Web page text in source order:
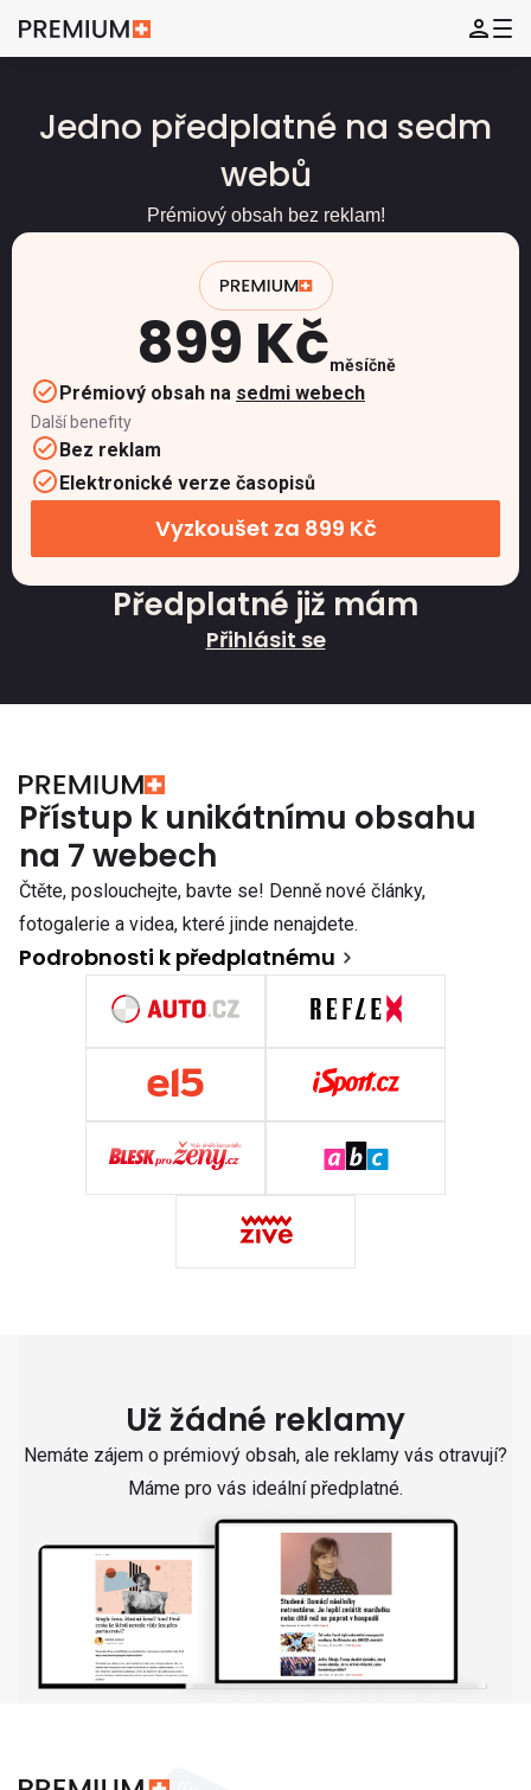
Jedno předplatné na sedm
webů
Prémiový obsah bez reklam!
899 Kčměsíčně
Prémiový obsah na sedmi webech
Další benefity
Bez reklam
Elektronické verze časopisů
Vyzkoušet za 899 Kč
Předplatné již mám
Přihlásit se
Přístup k unikátnímu obsahu
na 7 webech
Čtěte, poslouchejte, bavte se! Denně nové články,
fotogalerie a videa, které jinde nenajdete.
Podrobnosti k předplatnému
Už žádné reklamy
Nemáte zájem o prémiový obsah, ale reklamy vás otravují?
Máme pro vás ideální předplatné.